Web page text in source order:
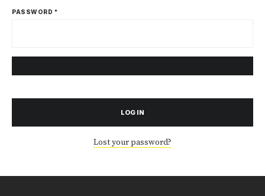
PASSWORD *
LOG IN
Lost your password?